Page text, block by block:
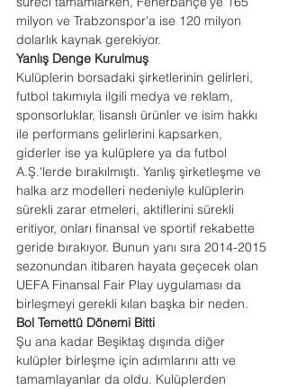
milyon ve Trabzonspor'a ise 120 milyon
dolarlık kaynak gerekiyor.
Yanlış Denge Kurulmuş
Kulüplerin borsadaki şirketlerinin gelirleri,
futbol takımıyla ilgili medya ve reklam,
sponsorluklar, lisanslı ürünler ve isim hakkı
ile performans gelirlerini kapsarken,
giderler ise ya kulüplere ya da futbol
A.Ş.'lerde bırakılmıştı. Yanlış şirketleşme ve
halka arz modelleri nedeniyle kulüplerin
sürekli zarar etmeleri, aktiflerini sürekli
eritiyor, onları finansal ve sportif rekabette
geride bırakıyor. Bunun yanı sıra 2014-2015
sezonundan itibaren hayata geçecek olan
UEFA Finansal Fair Play uygulaması da
birleşmeyi gerekli kılan başka bir neden.
Bol Temettü Dönemi Bitti
Şu ana kadar Beşiktaş dışında diğer
kulüpler birleşme için adımlarını attı ve
tamamlayanlar da oldu. Kulüplerden